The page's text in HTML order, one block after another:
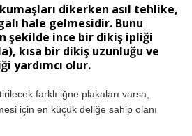
dikerken asıl tehlike,
hale gelmesidir. Bunu
şekilde ince bir dikiş ipliği
kısa bir dikiş uzunluğu ve
yardımcı olur.
farklı iğne plakaları varsa,
için en küçük deliğe sahip olanı